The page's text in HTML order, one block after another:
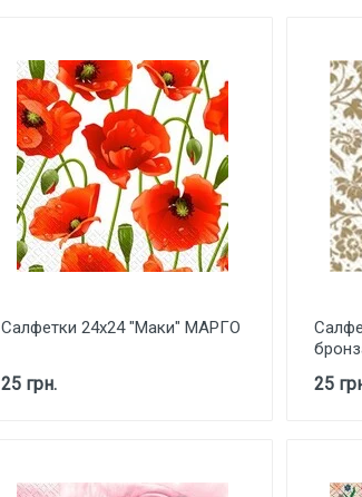
Салфетки 24х24 "Маки" МАРГО
25 грн. 25